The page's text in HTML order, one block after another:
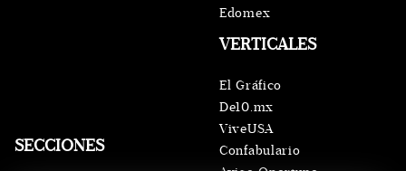
SECCIONES
VERTICALES
El Gráfico
De10.mx
ViveUSA
Confabulario
Edomex